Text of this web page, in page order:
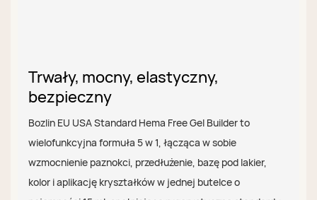
Trwały, mocny, elastyczny,
bezpieczny
Bozlin EU USA Standard Hema Free Gel Builder to
wielofunkcyjna formuła 5 w 1, łącząca w sobie
wzmocnienie paznokci, przedłużenie, bazę pod lakier,
kolor i aplikację kryształków w jednej butelce o